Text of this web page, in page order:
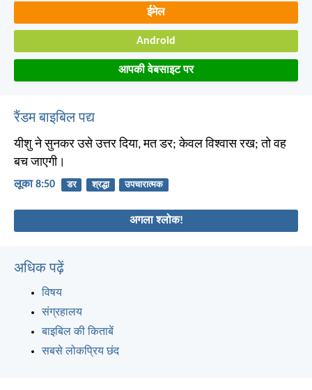
ईमेल
Android
आपकी वेबसाइट पर
रैंडम बाइबिल पद्य
यीशु ने सुनकर उसे उत्तर दिया, मत डर; केवल विश्वास रख; तो वह
बच जाएगी।
लूका 8:50 डर श्रद्धा उपचारात्मक
अगला श्लोक!
अधिक पढ़ें
विषय
संग्रहालय
बाइबिल की किताबें
सबसे लोकप्रिय छंद